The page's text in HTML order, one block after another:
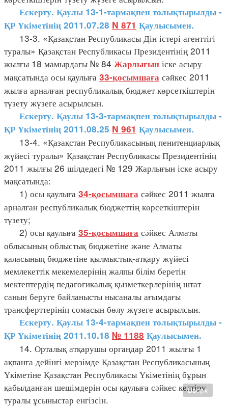
Ескерту. Қаулы 13-1-тармақпен толықтырылды -
ҚР Үкіметінің 2011.07.28 N 871 Қаулысымен.
13-3. «Қазақстан Республикасы Дін істері агенттігі
туралы» Қазақстан Республикасы Президентінің 2011
жылғы 18 мамырдағы № 84 Жарлығын іске асыру
мақсатында осы қаулыға 33-қосымшаға сәйкес 2011
жылға арналған республикалық бюджет көрсеткіштерін
түзету жүзеге асырылсын.
Ескерту. Қаулы 13-3-тармақпен толықтырылды -
ҚР Үкіметінің 2011.08.25 N 961 Қаулысымен.
13-4. «Қазақстан Республикасының пенитенциарлық
жүйесі туралы» Қазақстан Республикасы Президентінің
2011 жылғы 26 шілдедегі № 129 Жарлығын іске асыру
мақсатында:
1) осы қаулыға 34-қосымшаға сәйкес 2011 жылға
арналған республикалық бюджеттің көрсеткіштерін
түзету;
2) осы қаулыға 35-қосымшаға сәйкес Алматы
облысының облыстық бюджетіне және Алматы
қаласының бюджетіне қылмыстық-атқару жүйесі
мемлекеттік мекемелерінің жалпы білім беретін
мектептердің педагогикалық қызметкерлерінің штат
санын беруге байланысты нысаналы ағымдағы
трансферттерінің сомасын бөлу жүзеге асырылсын.
Ескерту. Қаулы 13-4-тармақпен толықтырылды -
ҚР Үкіметінің 2011.10.18 № 1188 Қаулысымен.
14. Орталық атқарушы органдар 2011 жылғы 1
ақпанға дейінгі мерзімде Қазақстан Республикасының
Үкіметіне Қазақстан Республикасы Үкіметінің бұрын
қабылданған шешімдерін осы қаулыға сәйкес келтіру
туралы ұсыныстар енгізсін.
Вверх